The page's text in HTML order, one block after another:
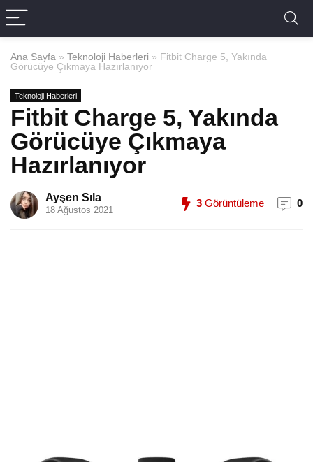
Ana Sayfa » Teknoloji Haberleri » Fitbit Charge 5, Yakında
Görücüye Çıkmaya Hazırlanıyor
Teknoloji Haberleri
Fitbit Charge 5, Yakında
Görücüye Çıkmaya
Hazırlanıyor
Ayşen Sıla
18 Ağustos 2021
3 Görüntüleme 0